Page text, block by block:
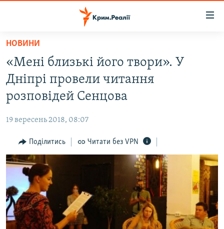
Перейти
основного
матеріалу
до
основної
навігації
Перейти
до
пошуку
ВІДЕО ТА ФОТО
БЛОГИ
ПОГЛЯД
ІНТЕРВ'Ю
ВСЕ ЗА ДЕНЬ
СПЕЦПРОЕКТИ
ДЕПОРТАЦІЯ
ЯК ОБІЙТИ БЛОКУВАННЯ
НОВИНИ
«Мені близькі його твори». У
Дніпрі провели читання
розповідей Сенцова
19 вересень 2018, 08:07
Поділитись Читати без VPN